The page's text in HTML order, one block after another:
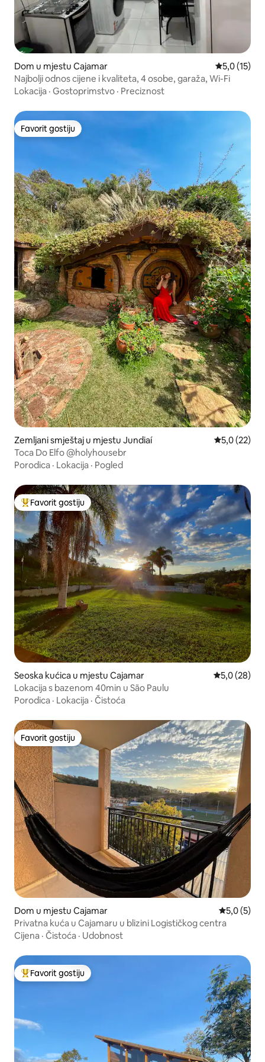
Dom u mjestu Cajamar Prosječna
5,0 (15)
Najbolji odnos cijene i kvaliteta, 4 osobe, garaža, Wi-Fi
Lokacija · Gostoprimstvo · Preciznost
Favorit gostiju
Favorit gostiju
Zemljani smještaj u mjestu Jundiaí Prosječna
5,0 (22)
Toca Do Elfo @holyhousebr
Porodica · Lokacija · Pogled
Glavni favorit gostiju
Favorit gostiju
Seoska kućica u mjestu Cajamar Prosječna
5,0 (28)
Lokacija s bazenom 40min u São Paulu
Porodica · Lokacija · Čistoća
Favorit gostiju
Favorit gostiju
Dom u mjestu Cajamar Prosječna
5,0 (5)
Privatna kuća u Cajamaru u blizini Logističkog centra
Cijena · Čistoća · Udobnost
Glavni favorit gostiju
Favorit gostiju